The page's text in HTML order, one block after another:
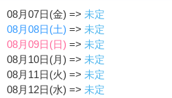
08月07日(金) => 未定
08月08日(土) => 未定
08月09日(日) => 未定
08月10日(月) => 未定
08月11日(火) => 未定
08月12日(水) => 未定